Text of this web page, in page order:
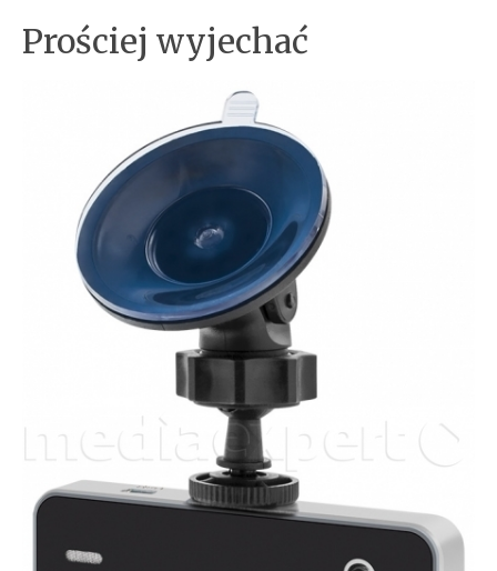
Prościej wyjechać